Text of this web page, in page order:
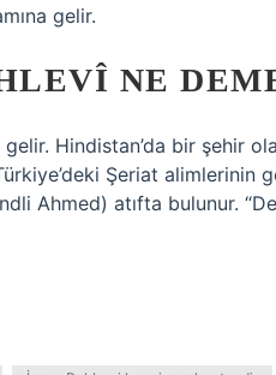
gelir.
NE
gelir. Hindistan’da bir şehir
Şeriat alimlerinin
Ahmed) atıfta bulunur.